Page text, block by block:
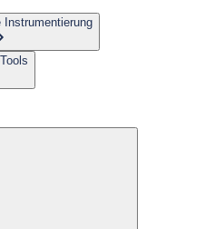
Instrumentierung